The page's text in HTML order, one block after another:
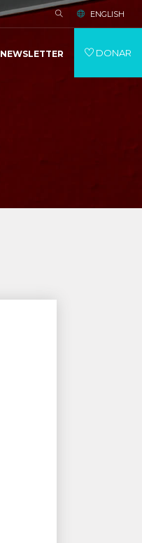
ENGLISH
NEWSLETTER DONAR